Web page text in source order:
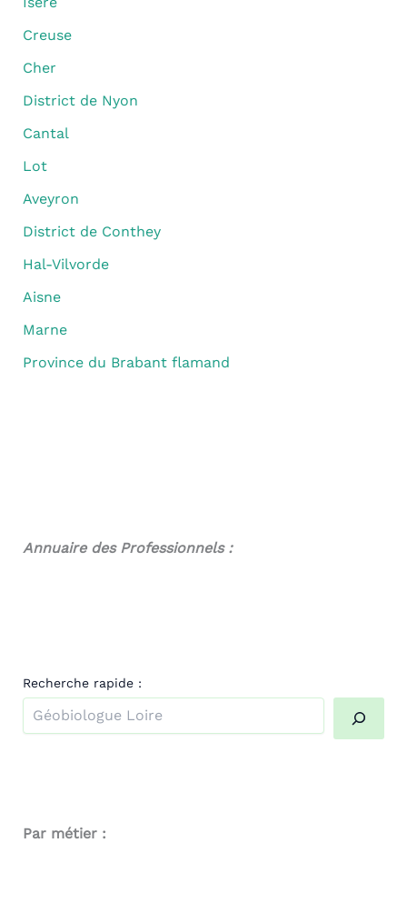
Creuse
Cher
District de Nyon
Cantal
Lot
Aveyron
District de Conthey
Hal-Vilvorde
Aisne
Marne
Province du Brabant flamand
Annuaire des Professionnels :
Recherche rapide :
Par métier :